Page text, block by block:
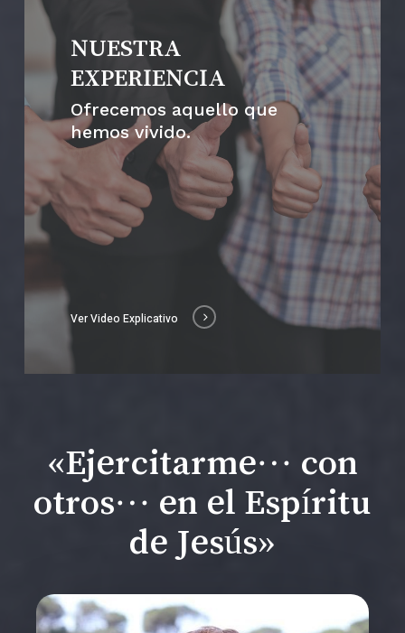
NUESTRA
EXPERIENCIA
Ofrecemos aquello que
hemos vivido.
Ver Video Explicativo
«Ejercitarme… con
otros… en el Espíritu
de Jesús»